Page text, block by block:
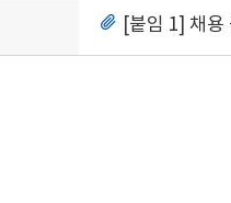
[붙임 1] 채